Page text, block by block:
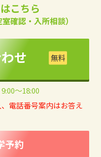
こちら
確認・入所相談）
せ
～18:00
電話番号案内はお答え
予約